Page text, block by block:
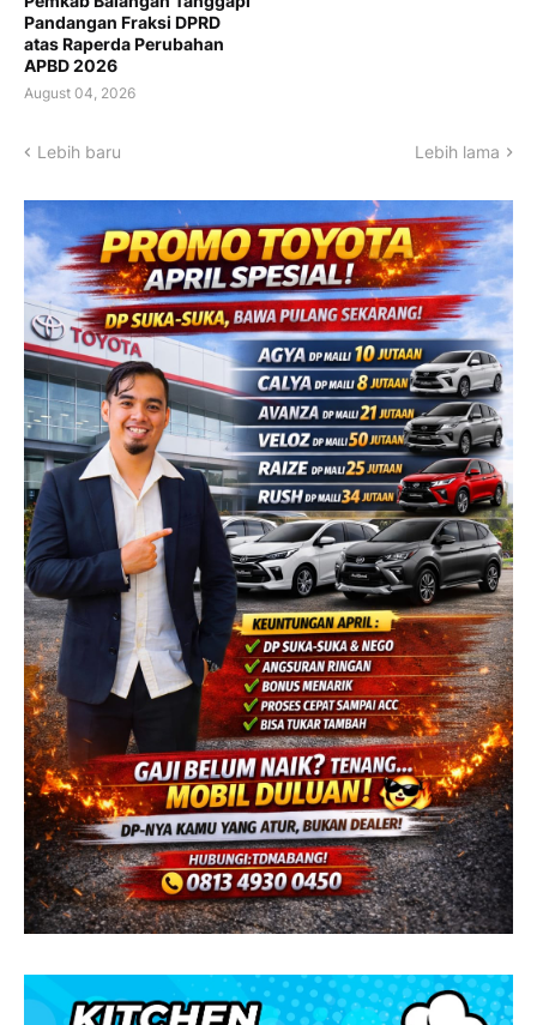
Pandangan Fraksi DPRD
atas Raperda Perubahan
APBD 2026
August 04, 2026
Lebih baru Lebih lama